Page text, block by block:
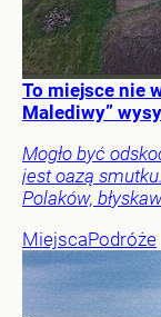
To miejsce nie
Malediwy”
Mogło być
jest oazą
Polaków,
MiejscaPodróże